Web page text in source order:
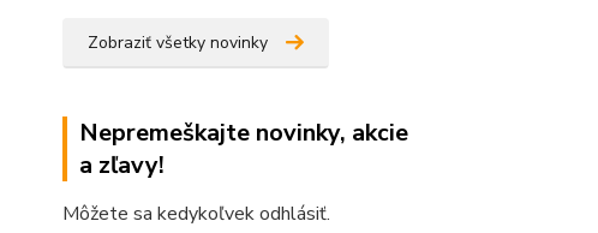
Zobraziť všetky novinky
Nepremeškajte novinky, akcie
a zľavy!
Môžete sa kedykoľvek odhlásiť.